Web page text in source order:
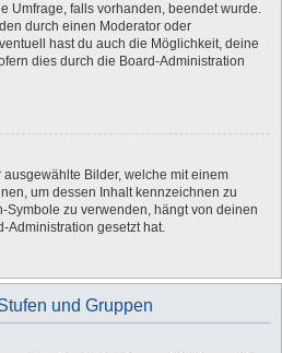
Umfrage, falls vorhanden, beendet wurde.
durch einen Moderator oder
hast du auch die Möglichkeit, deine
dies durch die Board-Administration
Bilder, welche mit einem
um dessen Inhalt kennzeichnen zu
Symbole zu verwenden, hängt von deinen
Administration gesetzt hat.
und Gruppen